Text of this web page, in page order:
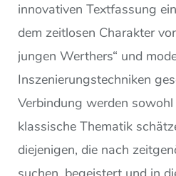
innovativen Textfassung
dem zeitlosen Charakter
jungen Werthers“ und
Inszenierungstechniken
Verbindung werden
klassische Thematik
diejenigen, die nach